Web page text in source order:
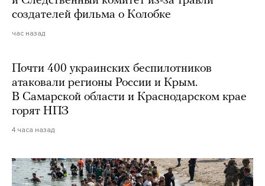
создателей фильма о Колобке
час назад
Почти 400 украинских беспилотников
атаковали регионы России и Крым.
В Самарской области и Краснодарском крае
горят НПЗ
4 часа назад